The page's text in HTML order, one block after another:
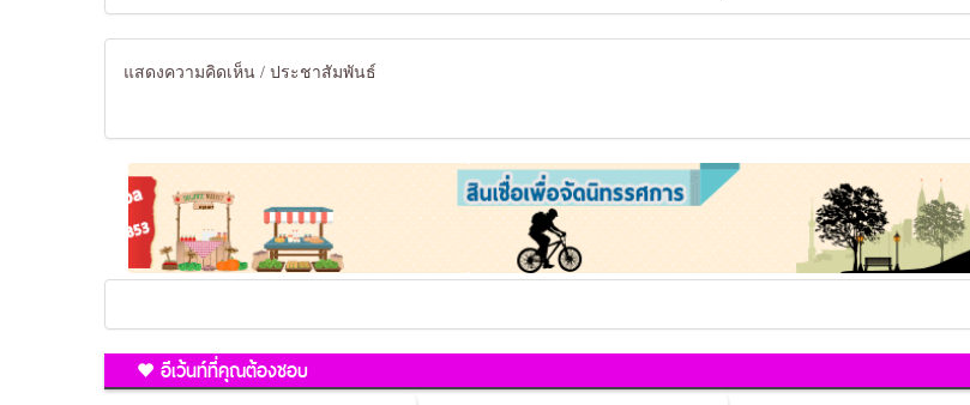
แสดงความคิดเห็น / ประชาสัมพันธ์
อีเว้นท์ที่คุณต้องชอบ